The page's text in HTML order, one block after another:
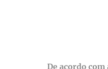
De acordo com